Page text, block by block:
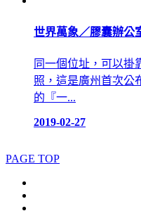
世界萬象／膠囊辦
同一個位址，可以掛
照，這是廣州首次公
的『一...
2019-02-27
PAGE TOP